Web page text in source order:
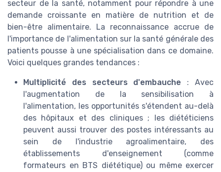
secteur de la santé, notamment pour répondre à une
demande croissante en matière de nutrition et de
bien-être alimentaire. La reconnaissance accrue de
l'importance de l'alimentation sur la santé générale des
patients pousse à une spécialisation dans ce domaine.
Voici quelques grandes tendances :
Multiplicité des secteurs d'embauche : Avec
l'augmentation de la sensibilisation à
l'alimentation, les opportunités s'étendent au-delà
des hôpitaux et des cliniques ; les diététiciens
peuvent aussi trouver des postes intéressants au
sein de l'industrie agroalimentaire, des
établissements d'enseignement (comme
formateurs en BTS diététique) ou même exercer